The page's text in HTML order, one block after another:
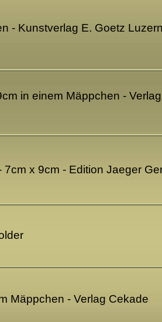
- Kunstverlag E. Goetz Luzern
in einem Mäppchen -
x 9cm - Edition Jaeger
Mäppchen - Verlag Cekade